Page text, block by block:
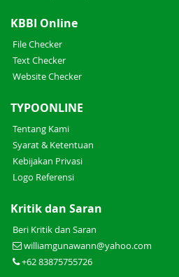
KBBI Online
File Checker
Text Checker
Website Checker
TYPOONLINE
Tentang Kami
Syarat & Ketentuan
Kebijakan Privasi
Logo Referensi
Kritik dan Saran
Beri Kritik dan Saran
williamgunawann@yahoo.com
+62 83875755726